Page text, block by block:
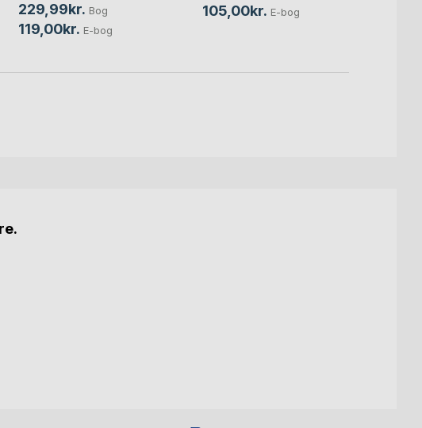
229,99kr. Bog
119,00kr. E-bog
105,00kr. E-bog